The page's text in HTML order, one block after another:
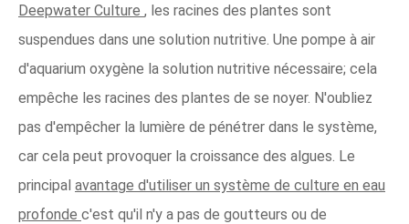
Deepwater Culture , les racines des plantes sont
suspendues dans une solution nutritive. Une pompe à air
d'aquarium oxygène la solution nutritive nécessaire; cela
empêche les racines des plantes de se noyer. N'oubliez
pas d'empêcher la lumière de pénétrer dans le système,
car cela peut provoquer la croissance des algues. Le
principal avantage d'utiliser un système de culture en eau
profonde c'est qu'il n'y a pas de goutteurs ou de